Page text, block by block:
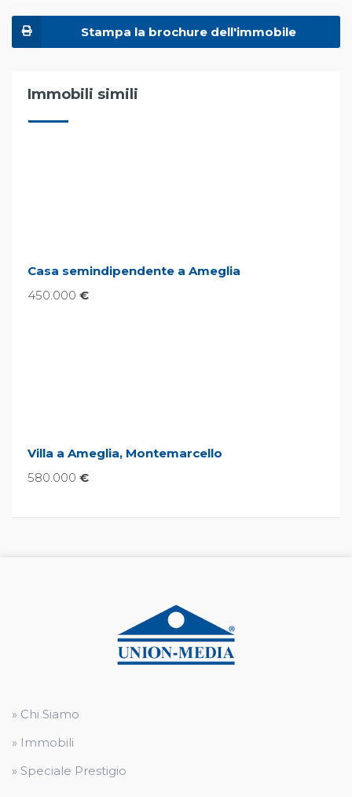
Stampa la brochure dell'immobile
Immobili simili
Casa semindipendente a Ameglia
450.000 €
Villa a Ameglia, Montemarcello
580.000 €
» Chi Siamo
» Immobili
» Speciale Prestigio